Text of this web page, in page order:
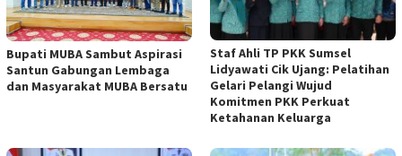
Bupati MUBA Sambut Aspirasi
Santun Gabungan Lembaga
dan Masyarakat MUBA Bersatu
Staf Ahli TP PKK Sumsel
Lidyawati Cik Ujang: Pelatihan
Gelari Pelangi Wujud
Komitmen PKK Perkuat
Ketahanan Keluarga